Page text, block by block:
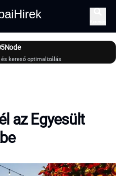
kereső optimalizálás
az Egyesült